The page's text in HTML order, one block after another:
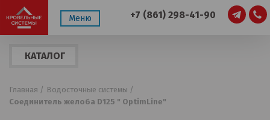
Меню +7 (861) 298-41-90
КАТАЛОГ
Главная / Водосточные системы /
Соединитель желоба D125 " OptimLine"